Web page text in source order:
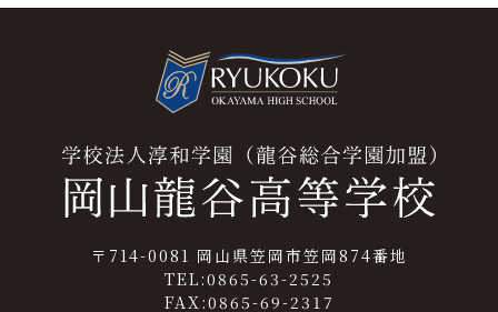
〒714-0081 岡山県笠岡市笠岡874番地
TEL:0865-63-2525
FAX:0865-69-2317